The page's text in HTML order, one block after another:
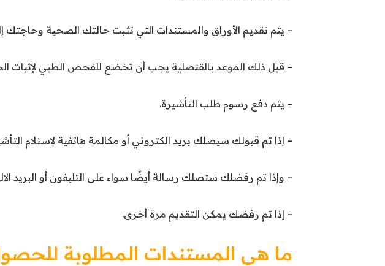
– يتم تقديم الأوراق والمستندات التي تثبت حالتك الصحية وحاجتك
– قبل ذلك الموعد بالقنصلية يجب أن تخضع للفحص الطبي لإثبات
– يتم دفع رسوم طلب التأشيرة.
– إذا تم قبولك سيصلك بريد الكتروني أو مكالمة هاتفية لإستلام
– وإذا تم رفضلك ستصلك رسالة أيضًا سواء على التليفون أو البريد
– إذا تم رفضك يمكن التقديم مرة أخرى.
ما هي المستندات المطلوبة